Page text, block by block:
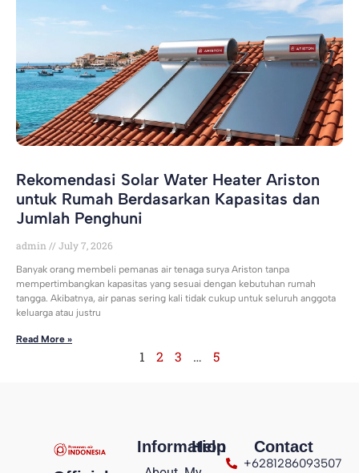
Rekomendasi Solar Water Heater Ariston
untuk Rumah Berdasarkan Kapasitas dan
Jumlah Penghuni
admin July 7, 2026
Banyak orang membeli pemanas air tenaga surya Ariston tanpa
mempertimbangkan kapasitas yang sesuai dengan kebutuhan rumah
tangga. Akibatnya, air panas sering kali tidak cukup untuk seluruh anggota
keluarga atau justru
Read More »
1 2 3 … 5
Information
Help Contact
+6281286093507